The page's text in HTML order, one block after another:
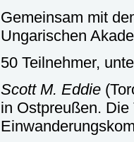
Gemeinsam mit
Ungarischen
50 Teilnehmer,
Scott M. Eddie
in Ostpreußen.